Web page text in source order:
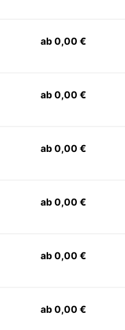
ab 0,00 €
ab 0,00 €
ab 0,00 €
ab 0,00 €
ab 0,00 €
ab 0,00 €